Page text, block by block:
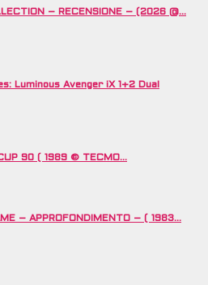
– RECENSIONE – (2026 @…
Luminous Avenger iX 1+2 Dual
90 ( 1989 © TECMO…
– APPROFONDIMENTO – ( 1983…